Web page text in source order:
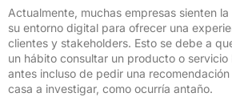
Actualmente, muchas empresas sienten
su entorno digital para ofrecer una
clientes y stakeholders. Esto se debe a
un hábito consultar un producto o servicio
antes incluso de pedir una
casa a investigar, como ocurría antaño.